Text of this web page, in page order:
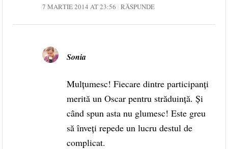
7 MARTIE 2014 AT 23:56 RĂSPUNDE
Sonia
Mulțumesc! Fiecare dintre participanți
merită un Oscar pentru străduință. Și
când spun asta nu glumesc! Este greu
să înveți repede un lucru destul de
complicat.